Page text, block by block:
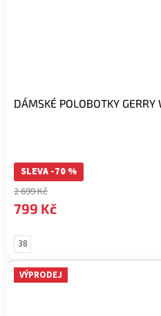
DÁMSKÉ POLOBOTKY
SLEVA -70 %
2 699 Kč
799 Kč
38
VÝPRODEJ